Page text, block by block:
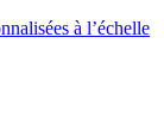
à l’échelle